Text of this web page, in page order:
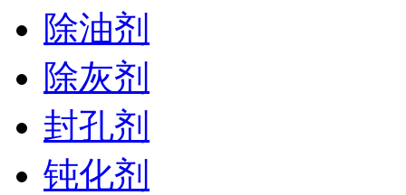
除油剂
除灰剂
封孔剂
钝化剂